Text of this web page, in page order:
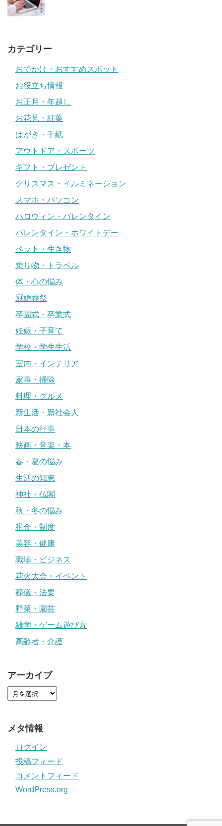
カテゴリー
おでかけ・おすすめスポット
お役立ち情報
お正月・年越し
お花見・紅葉
はがき・手紙
アウトドア・スポーツ
ギフト・プレゼント
クリスマス・イルミネーション
スマホ・パソコン
ハロウィン・バレンタイン
バレンタイン・ホワイトデー
ペット・生き物
乗り物・トラベル
体・心の悩み
冠婚葬祭
卒園式・卒業式
妊娠・子育て
学校・学生生活
室内・インテリア
家事・掃除
料理・グルメ
新生活・新社会人
日本の行事
映画・音楽・本
春・夏の悩み
生活の知恵
神社・仏閣
秋・冬の悩み
税金・制度
美容・健康
職場・ビジネス
花火大会・イベント
葬儀・法要
野菜・園芸
雑学・ゲーム遊び方
高齢者・介護
アーカイブ
メタ情報
ログイン
投稿フィード
コメントフィード
WordPress.org